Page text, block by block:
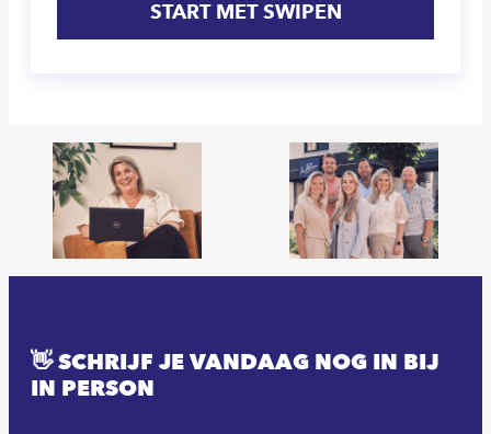
START MET SWIPEN
👋 SCHRIJF JE VANDAAG NOG IN BIJ
IN PERSON